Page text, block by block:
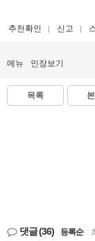
추천확인 신고
메뉴 인장보기
목록
댓글(36) 등록순